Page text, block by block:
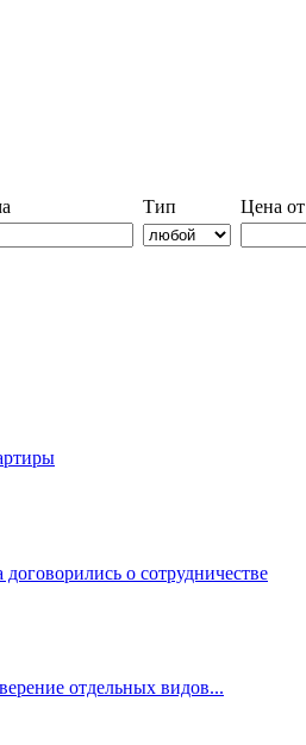
Тип Цена от
о сотрудничестве
отдельных видов...